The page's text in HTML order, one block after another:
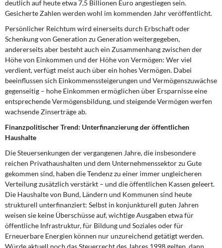
deutlich auf heute etwa 7,5 Billionen Euro angestiegen sein.
Gesicherte Zahlen werden wohl im kommenden Jahr veröffentlicht.
Persönlicher Reichtum wird einerseits durch Erbschaft oder
Schenkung von Generation zu Generation weitergegeben,
andererseits aber besteht auch ein Zusammenhang zwischen der
Höhe von Einkommen und der Höhe von Vermögen: Wer viel
verdient, verfügt meist auch über ein hohes Vermögen. Dabei
beeinflussen sich Einkommenssteigerungen und Vermögenszuwächse
gegenseitig – hohe Einkommen ermöglichen über Ersparnisse eine
entsprechende Vermögensbildung, und steigende Vermögen werfen
wachsende Zinserträge ab.
Finanzpolitischer Trend: Unterfinanzierung der öffentlichen
Haushalte
Die Steuersenkungen der vergangenen Jahre, die insbesondere
reichen Privathaushalten und dem Unternehmenssektor zu Gute
gekommen sind, haben die Tendenz zu einer immer ungleicheren
Verteilung zusätzlich verstärkt – und die öffentlichen Kassen geleert.
Die Haushalte von Bund, Ländern und Kommunen sind heute
strukturell unterfinanziert: Selbst in konjunkturell guten Jahren
weisen sie keine Überschüsse auf, wichtige Ausgaben etwa für
öffentliche Infrastruktur, für Bildung und Soziales oder für
Erneuerbare Energien können nur unzureichend getätigt werden.
Würde aktuell noch das Steuerrecht des Jahres 1998 gelten, dann